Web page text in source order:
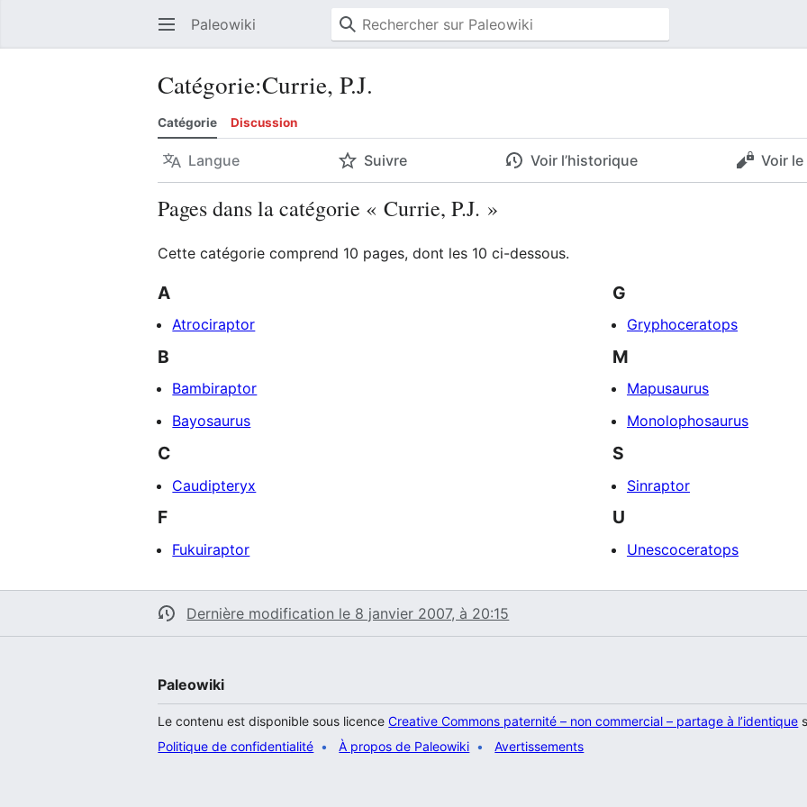
Paleowiki
Catégorie:Currie, P.J.
Catégorie Discussion
Langue Suivre Voir l’historique Voir
Pages dans la catégorie « Currie, P.J. »
Cette catégorie comprend 10 pages, dont les 10 ci-dessous.
A
Atrociraptor
B
Bambiraptor
Bayosaurus
C
Caudipteryx
F
Fukuiraptor
G
Gryphoceratops
M
Mapusaurus
Monolophosaurus
S
Sinraptor
U
Unescoceratops
Dernière modification le 8 janvier 2007, à 20:15
Paleowiki
Le contenu est disponible sous licenceCreative Commons paternité – non commercial – partage à l’identique
Politique de confidentialité
À propos de Paleowiki Avertissements